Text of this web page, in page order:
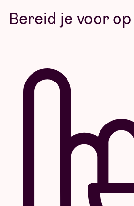
Bereid je voor